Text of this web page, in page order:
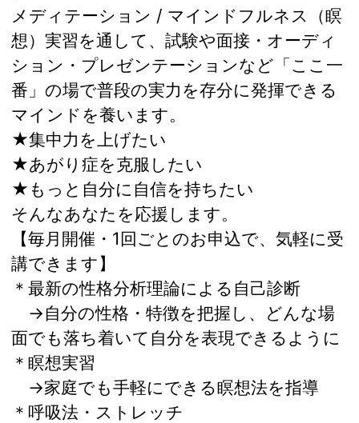
メディテーション / マインドフルネス（瞑
想）実習を通して、試験や面接・オーディ
ション・プレゼンテーションなど「ここ一
番」の場で普段の実力を存分に発揮できる
マインドを養います。
★集中力を上げたい
★あがり症を克服したい
★もっと自分に自信を持ちたい
そんなあなたを応援します。
【毎月開催・1回ごとのお申込で、気軽に受
講できます】
＊最新の性格分析理論による自己診断
→自分の性格・特徴を把握し、どんな場
面でも落ち着いて自分を表現できるように
＊瞑想実習
→家庭でも手軽にできる瞑想法を指導
＊呼吸法・ストレッチ